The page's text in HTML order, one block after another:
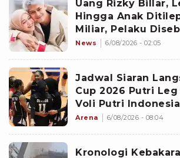
Uang Rizky Billar,
Hingga Anak
Miliar, Pelaku
Terdekat
News 6/08/2026 - 02:05
Jadwal Siaran
Cup 2026 Putri
Voli Putri
Langsung Hadapi
Arena 6/08/2026 - 08:04
Kronologi